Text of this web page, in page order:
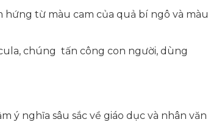
hứng từ màu cam của quả bí ngô và màu
chúng tấn công con người, dùng
ý nghĩa sâu sắc về giáo dục và nhân văn